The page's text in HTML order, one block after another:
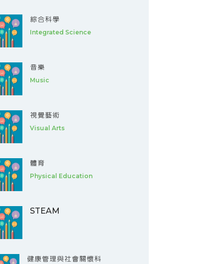
綜合科學
Integrated Science
音樂
Music
視覺藝術
Visual Arts
體育
Physical Education
STEAM
健康管理與社會關懷科